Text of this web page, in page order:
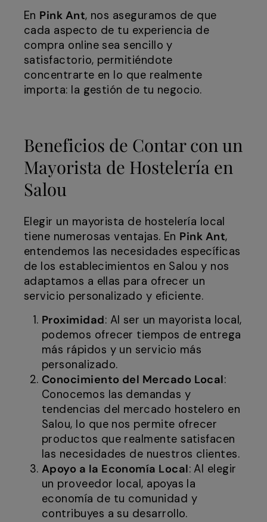
En Pink Ant, nos aseguramos de que
cada aspecto de tu experiencia de
compra online sea sencillo y
satisfactorio, permitiéndote
concentrarte en lo que realmente
importa: la gestión de tu negocio.
Beneficios de Contar con un
Mayorista de Hostelería en
Salou
Elegir un mayorista de hostelería local
tiene numerosas ventajas. En Pink Ant,
entendemos las necesidades específicas
de los establecimientos en Salou y nos
adaptamos a ellas para ofrecer un
servicio personalizado y eficiente.
Proximidad: Al ser un mayorista local,
podemos ofrecer tiempos de entrega
más rápidos y un servicio más
personalizado.
Conocimiento del Mercado Local:
Conocemos las demandas y
tendencias del mercado hostelero en
Salou, lo que nos permite ofrecer
productos que realmente satisfacen
las necesidades de nuestros clientes.
Apoyo a la Economía Local: Al elegir
un proveedor local, apoyas la
economía de tu comunidad y
contribuyes a su desarrollo.